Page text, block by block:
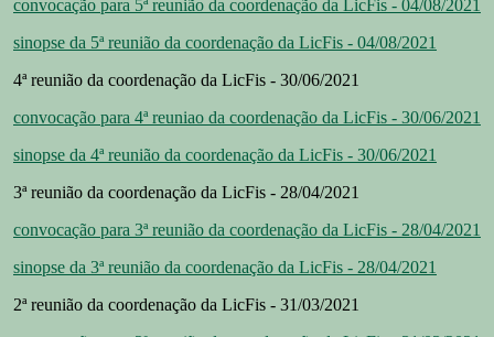
convocação para 5ª reunião da coordenação da LicFis - 04/08/2021
sinopse da 5ª reunião da coordenação da LicFis - 04/08/2021
4ª reunião da coordenação da LicFis - 30/06/2021
convocação para 4ª reuniao da coordenação da LicFis - 30/06/2021
sinopse da 4ª reunião da coordenação da LicFis - 30/06/2021
3ª reunião da coordenação da LicFis - 28/04/2021
convocação para 3ª reunião da coordenação da LicFis - 28/04/2021
sinopse da 3ª reunião da coordenação da LicFis - 28/04/2021
2ª reunião da coordenação da LicFis - 31/03/2021